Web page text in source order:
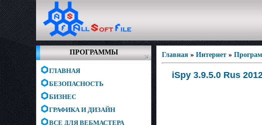
ПРОГРАММЫ
ГЛАВНАЯ
БЕЗОПАСНОСТЬ
БИЗНЕС
ГРАФИКА И ДИЗАЙН
ВСЕ ДЛЯ ВЕБМАСТЕРА
Главная » Интернет »
iSpy 3.9.5.0 Rus